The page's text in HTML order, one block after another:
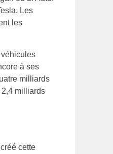
Les
les
à ses
milliards
2,4 milliards
cette